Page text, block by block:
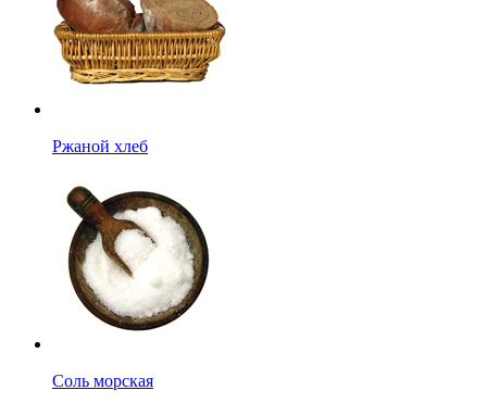
Ржаной хлеб
Соль морская